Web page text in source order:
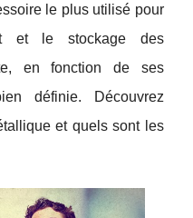
le plus utilisé pour
et le stockage des
en fonction de ses
définie. Découvrez
et quels sont les